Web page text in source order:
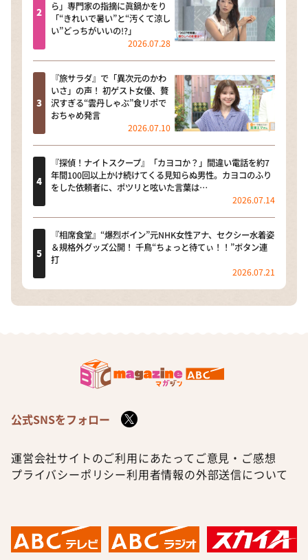
ら」専門家の指摘に眞鍋かをり
「“きれいで暑い”と“汚くて涼し
い”どっちがいいの!?」
2026.07.28
『旅サラダ』で「異次元のかわ
いさ」の声！ 初ゲスト女優、贅
沢すぎる“雲丹しゃぶ”食リポで
おちゃめ発言
2026.07.10
『探偵！ナイトスクープ』「カヨコか？」間違い電話を約7
年間100回以上かけ続けてくる見知らぬ男性。カヨコのふり
をした依頼者に、ポツリと呟いた言葉は…
2026.07.14
『相席食堂』“爆烈ボイン”元NHK女性アナ、セクシー水着姿
＆規格外グッズ公開！ 千鳥“ちょっと待てぃ！！”ボタン連
打
2026.07.21
公式SNSをフォロー
運営会社サイトのご利用にあたって ご意見・ご感想
プライバシーポリシー利用者情報の外部送信について